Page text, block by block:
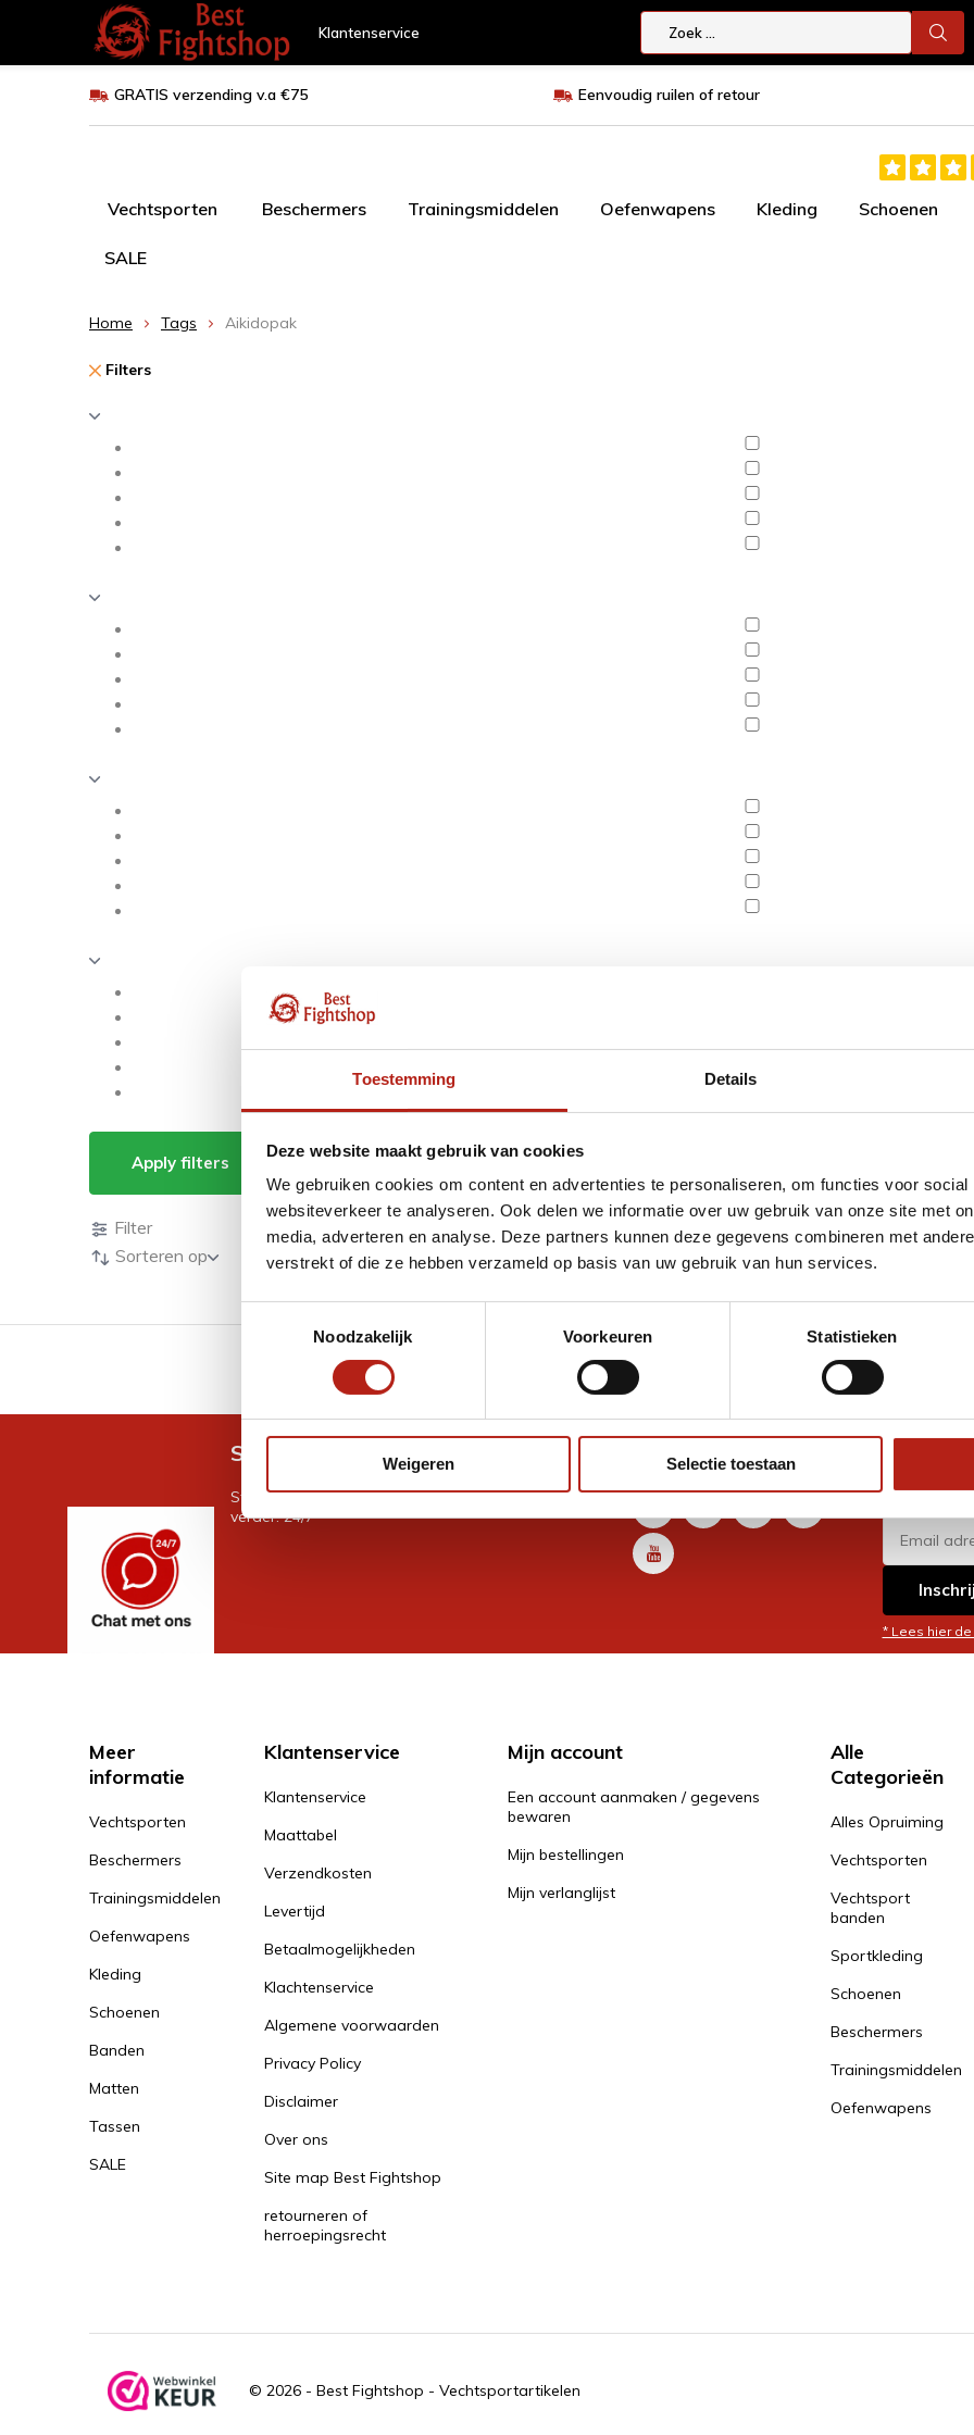
Toestemming Details
Deze website maakt gebruik van cookies
We gebruiken cookies om content en advertenties te personaliseren, om functies voor
websiteverkeer te analyseren. Ook delen we informatie over uw gebruik van onze site met
media, adverteren en analyse. Deze partners kunnen deze gegevens combineren met
verstrekt of die ze hebben verzameld op basis van uw gebruik van hun services.
Noodzakelijk
Voorkeuren Statistieken
Weigeren Selectie toestaan
Klantenservice
GRATIS verzending v.a €75 Eenvoudig ruilen of retour
Vechtsporten Beschermers Trainingsmiddelen Oefenwapens Kleding Schoenen
SALE
Home Tags Aikidopak
Filters
Apply filters Producten getagd met Aikidopak
Producten
Filter
Sorteren op
GRATIS verzending v.a €75 Eenvoudig ruilen of retour
Snel antwoord op je vraag?
Stel je vraag in de chat, en we helpen je graag
verder. 24/7
Volg ons
* Lees hier
Meer
informatie
Vechtsporten
Beschermers
Trainingsmiddelen
Oefenwapens
Kleding
Schoenen
Banden
Matten
Tassen
SALE
Klantenservice
Klantenservice
Maattabel
Verzendkosten
Levertijd
Betaalmogelijkheden
Klachtenservice
Algemene voorwaarden
Privacy Policy
Disclaimer
Over ons
Site map Best Fightshop
retourneren of
herroepingsrecht
Mijn account
Een account aanmaken / gegevens
bewaren
Mijn bestellingen
Mijn verlanglijst
Alle
Categorieën
Alles Opruiming
Vechtsporten
Vechtsport
banden
Sportkleding
Schoenen
Beschermers
Trainingsmiddelen
Oefenwapens
© 2026 - Best Fightshop - Vechtsportartikelen